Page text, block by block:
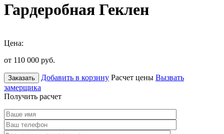
Гардеробная Геклен
Цена:
от 110 000 руб.
Заказать Добавить в корзину Расчет цены Вызвать
замерщика
Получить расчет